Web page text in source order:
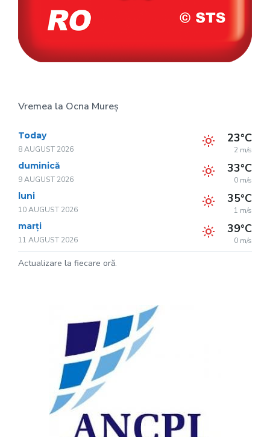
Vremea la Ocna Mureș
Today
8 AUGUST 2026
23°C
2 m/s
duminică
9 AUGUST 2026
33°C
0 m/s
luni
10 AUGUST 2026
35°C
1 m/s
marți
11 AUGUST 2026
39°C
0 m/s
Actualizare la fiecare oră.